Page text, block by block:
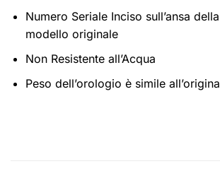
Numero Seriale Inciso sull’ansa
modello originale
Non Resistente all’Acqua
Peso dell’orologio è simile